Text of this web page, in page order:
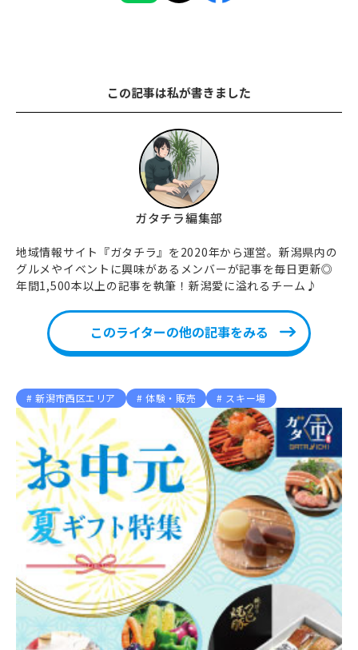
この記事は私が書きました
ガタチラ編集部
地域情報サイト『ガタチラ』を2020年から運営。新潟県内の
グルメやイベントに興味があるメンバーが記事を毎日更新◎
年間1,500本以上の記事を執筆！新潟愛に溢れるチーム♪
このライターの他の記事をみる
新潟市西区エリア 体験・販売 スキー場